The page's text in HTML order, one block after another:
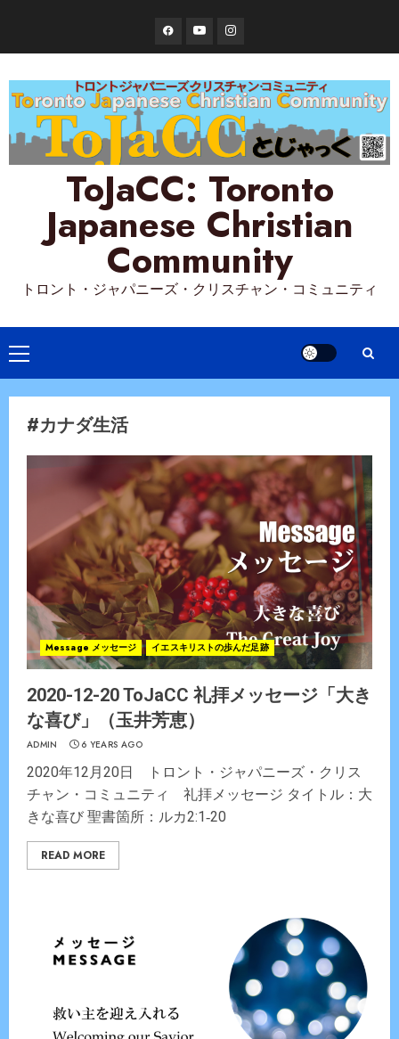
content
FacebookYouTubeInstagram
ToJaCC: Toronto
Japanese Christian
Community
トロント・ジャパニーズ・クリスチャン・コミュニティ
Primary
Menu
#カナダ生活
Message メッセージ イエスキリストの歩んだ足跡
2020-12-20 ToJaCC 礼拝メッセージ「大き
な喜び」（玉井芳恵）
ADMIN 6 YEARS AGO
2020年12月20日 トロント・ジャパニーズ・クリス
チャン・コミュニティ 礼拝メッセージ タイトル：大
きな喜び 聖書箇所：ルカ2:1‐20
READ MORE